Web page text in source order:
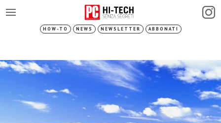
HOW-TO NEWS NEWSLETTER ABBONATI